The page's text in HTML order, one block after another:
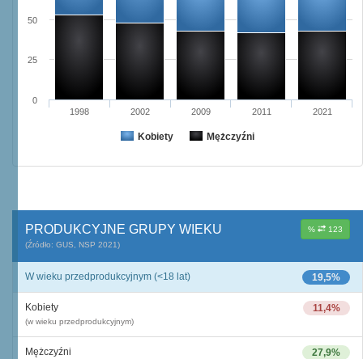
Kobiety Mężczyźni
1998 2002 2009 2011 2021
0
25
50
% 123
PRODUKCYJNE GRUPY WIEKU
(Źródło: GUS, NSP 2021)
19,5%
W wieku przedprodukcyjnym (<18 lat)
11,4%
Kobiety
(w wieku przedprodukcyjnym)
27,9%
Mężczyźni